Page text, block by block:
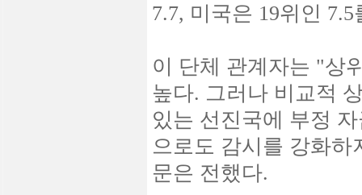
7.7, 미국은 19위인
이 단체 관계자는 "상
높다. 그러나 비교적
있는 선진국에 부정
으로도 감시를 강화
문은 전했다.